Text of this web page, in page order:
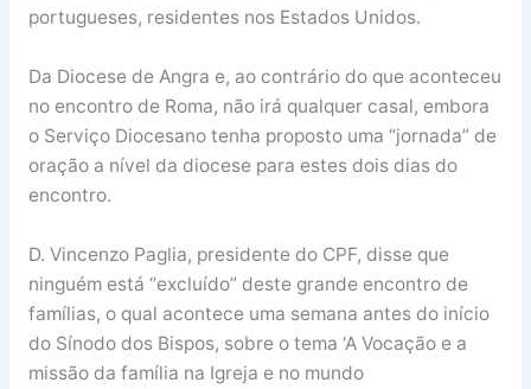
portugueses, residentes nos Estados Unidos.
Da Diocese de Angra e, ao contrário do que aconteceu
no encontro de Roma, não irá qualquer casal, embora
o Serviço Diocesano tenha proposto uma “jornada” de
oração a nível da diocese para estes dois dias do
encontro.
D. Vincenzo Paglia, presidente do CPF, disse que
ninguém está “excluído” deste grande encontro de
famílias, o qual acontece uma semana antes do início
do Sínodo dos Bispos, sobre o tema ‘A Vocação e a
missão da família na Igreja e no mundo